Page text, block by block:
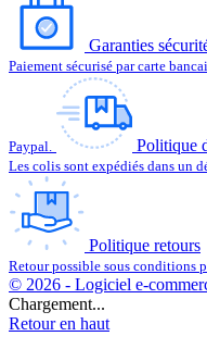
Garanties
Paiement sécurisé par carte
Paypal. Politique
Les colis sont expédiés dans un
Politique retours
Retour possible sous conditions
© 2026 - Logiciel e-
Chargement...
Retour en haut